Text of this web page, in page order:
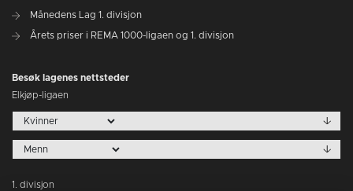
Månedens Lag 1. divisjon
Årets priser i REMA 1000-ligaen og 1. divisjon
Besøk lagenes nettsteder
Elkjøp-ligaen
1. divisjon